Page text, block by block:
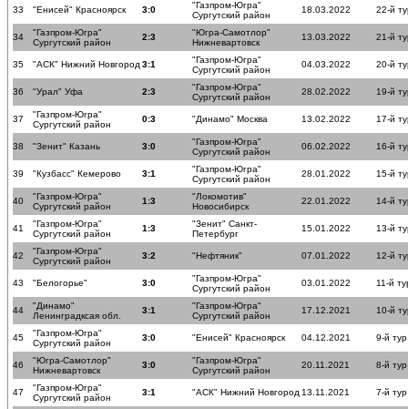
33 "Енисей" Красноярск 3:0
"Газпром-Югра"
Сургутский район
18.03.2022 22-й
34
"Газпром-Югра"
Сургутский район
2:3
"Югра-Самотлор"
Нижневартовск
13.03.2022 21-й
35 "АСК" Нижний Новгород 3:1
"Газпром-Югра"
Сургутский район
04.03.2022 20-й
36 "Урал" Уфа 2:3
"Газпром-Югра"
Сургутский район
28.02.2022 19-й
37
"Газпром-Югра"
Сургутский район
0:3 "Динамо" Москва 13.02.2022 17-й
38 "Зенит" Казань 3:0
"Газпром-Югра"
Сургутский район
06.02.2022 16-й
39 "Кузбасс" Кемерово 3:1
"Газпром-Югра"
Сургутский район
28.01.2022 15-й
40
"Газпром-Югра"
Сургутский район
1:3
"Локомотив"
Новосибирск
22.01.2022 14-й
41
"Газпром-Югра"
Сургутский район
1:3
"Зенит" Санкт-
Петербург
15.01.2022 13-й
42
"Газпром-Югра"
Сургутский район
3:2 "Нефтяник" 07.01.2022 12-й
43 "Белогорье" 3:0
"Газпром-Югра"
Сургутский район
03.01.2022 11-й
44
"Динамо"
Ленинградксая обл.
3:1
"Газпром-Югра"
Сургутский район
17.12.2021 10-й
45
"Газпром-Югра"
Сургутский район
3:0 "Енисей" Красноярск 04.12.2021 9-й тур
46
"Югра-Самотлор"
Нижневартовск
3:0
"Газпром-Югра"
Сургутский район
20.11.2021 8-й тур
47
"Газпром-Югра"
Сургутский район
3:1 "АСК" Нижний Новгород 13.11.2021 7-й тур